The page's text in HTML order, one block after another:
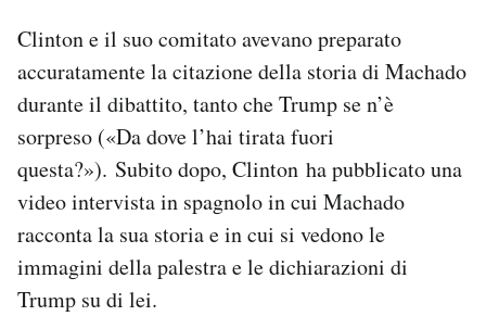
Clinton e il suo comitato avevano preparato
accuratamente la citazione della storia di Machado
durante il dibattito, tanto che Trump se n’è
sorpreso («Da dove l’hai tirata fuori
questa?»). Subito dopo, Clinton ha pubblicato una
video intervista in spagnolo in cui Machado
racconta la sua storia e in cui si vedono le
immagini della palestra e le dichiarazioni di
Trump su di lei.